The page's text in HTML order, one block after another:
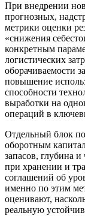
При внедрении
прогнозных,
метрики оценки
«снижения
конкретным
логистических
оборачиваемости
повышение
способности
выработки на
операций в
Отдельный блок
оборотным
запасов, глубина
при хранении и
соглашений об
именно по этим
оценивают,
реальную